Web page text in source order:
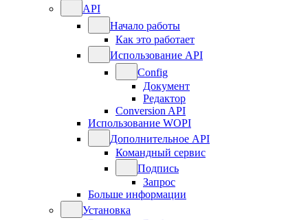
API
Начало работы
Как это работает
Использование API
Config
Документ
Редактор
Conversion API
Использование WOPI
Дополнительное API
Командный сервис
Подпись
Запрос
Больше информации
Установка